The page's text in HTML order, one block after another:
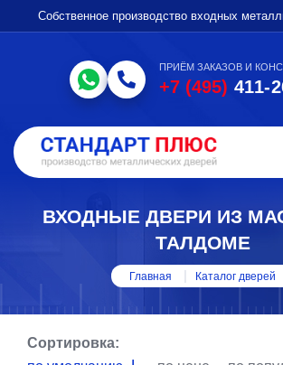
Собственное производство входных
ПРИЁМ ЗАКАЗОВ И
+7 (495) 411-
ВХОДНЫЕ ДВЕРИ ИЗ
ТАЛДОМЕ
Главная Каталог дверей
Сортировка: